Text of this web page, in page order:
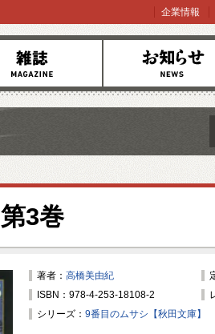
お知らせ
企業情報
第3巻
著者： 高橋美由紀
ISBN：978-4-253-18108-2
シリーズ： 9番目のムサシ【秋田文庫】